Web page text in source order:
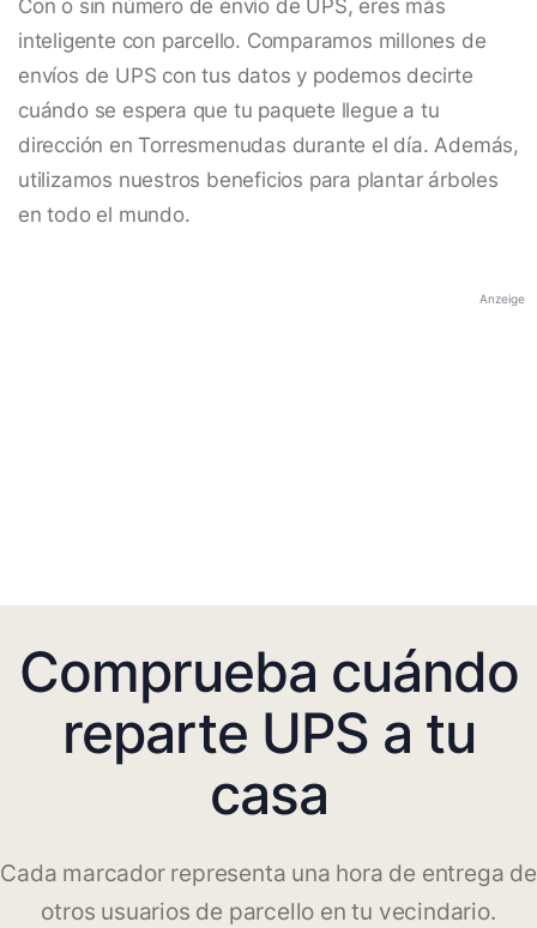
Con o sin número de envío de UPS, eres más
inteligente con parcello. Comparamos millones de
envíos de UPS con tus datos y podemos decirte
cuándo se espera que tu paquete llegue a tu
dirección en Torresmenudas durante el día. Además,
utilizamos nuestros beneficios para plantar árboles
en todo el mundo.
Anzeige
Comprueba cuándo
reparte UPS a tu
casa
Cada marcador representa una hora de entrega de
otros usuarios de parcello en tu vecindario.